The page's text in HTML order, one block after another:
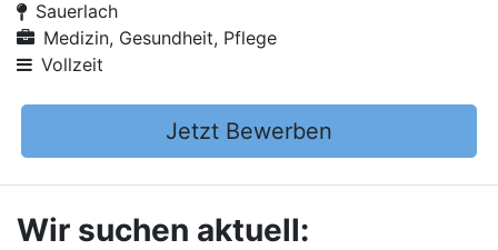
Sauerlach
Medizin, Gesundheit, Pflege
Vollzeit
Jetzt Bewerben
Wir suchen aktuell: